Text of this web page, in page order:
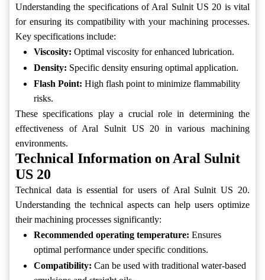
Understanding the specifications of Aral Sulnit US 20 is vital
for ensuring its compatibility with your machining processes.
Key specifications include:
Viscosity: Optimal viscosity for enhanced lubrication.
Density: Specific density ensuring optimal application.
Flash Point: High flash point to minimize flammability
risks.
These specifications play a crucial role in determining the
effectiveness of Aral Sulnit US 20 in various machining
environments.
Technical Information on Aral Sulnit
US 20
Technical data is essential for users of Aral Sulnit US 20.
Understanding the technical aspects can help users optimize
their machining processes significantly:
Recommended operating temperature: Ensures
optimal performance under specific conditions.
Compatibility: Can be used with traditional water-based